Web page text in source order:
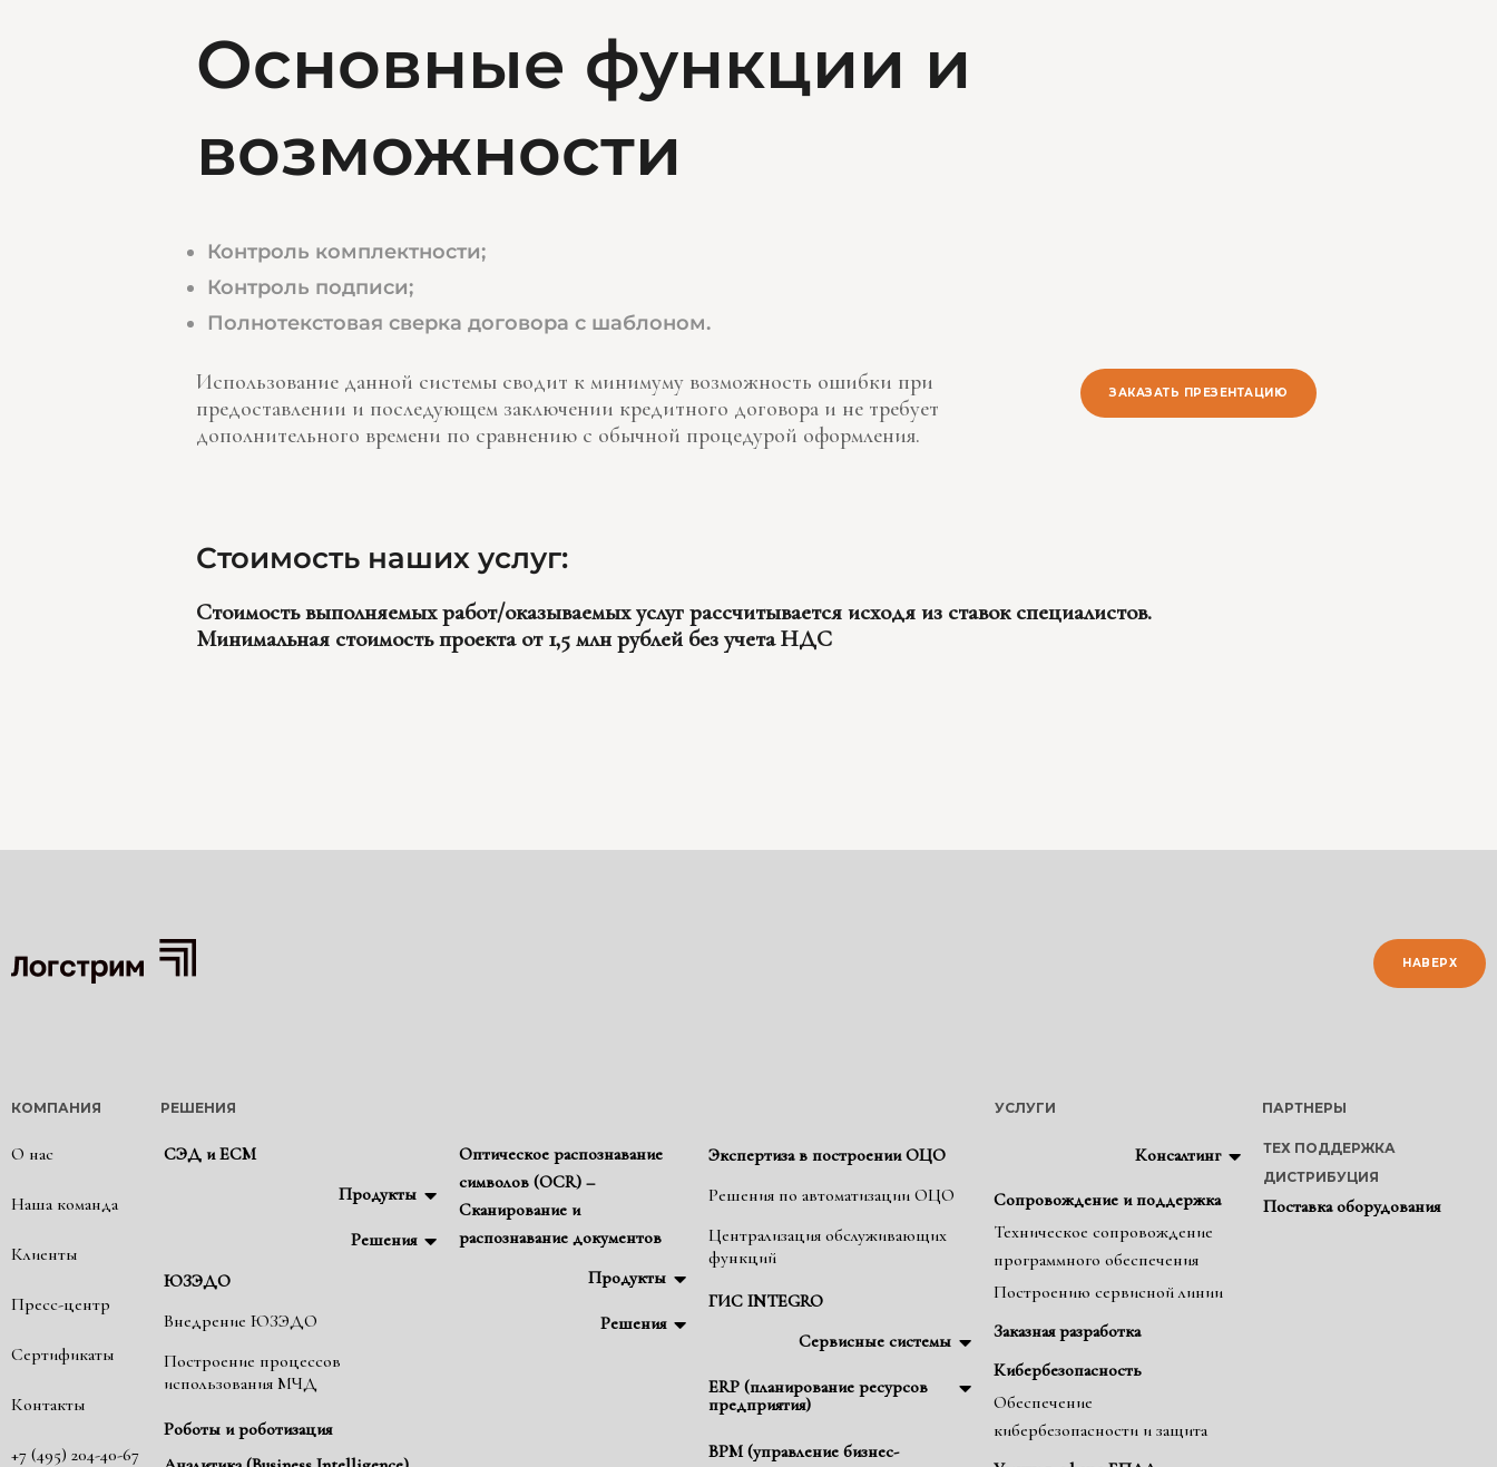
Основные функции и
возможности
Контроль комплектности;
Контроль подписи;
Полнотекстовая сверка договора с шаблоном.
Использование данной системы сводит к минимуму возможность ошибки при
предоставлении и последующем заключении кредитного договора и не требует
дополнительного времени по сравнению с обычной процедурой оформления.
ЗАКАЗАТЬ ПРЕЗЕНТАЦИЮ
Стоимость наших услуг:
Стоимость выполняемых работ/оказываемых услуг рассчитывается исходя из ставок специалистов.
Минимальная стоимость проекта от 1,5 млн рублей без учета НДС
НАВЕРХ
КОМПАНИЯ РЕШЕНИЯ УСЛУГИ ПАРТНЕРЫ
О нас
Наша команда
Клиенты
Пресс-центр
Сертификаты
Контакты
+7 (495) 204-40-67
СЭД и ЕСМ
Продукты
Решения
ЮЗЭДО
Внедрение ЮЗЭДО
Построение процессов
использования МЧД
Роботы и роботизация
Оптическое распознавание
символов (OCR) –
Сканирование и
распознавание документов
Продукты
Решения
Экспертиза в построении ОЦО
Решения по автоматизации ОЦО
Централизация обслуживающих
функций
ГИС INTEGRO
Сервисные системы
ERP (планирование ресурсов
предприятия)
BPM (управление бизнес-
Консалтинг
Сопровождение и поддержка
Техническое сопровождение
программного обеспечения
Построению сервисной линии
Заказная разработка
Кибербезопасность
Обеспечение
кибербезопасности и защита
ТЕХ ПОДДЕРЖКА
ДИСТРИБУЦИЯ
Поставка оборудования